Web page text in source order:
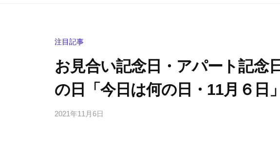
注目記事
お見合い記念日・アパート記念
の日「今日は何の日・11月６日」
2021年11月6日